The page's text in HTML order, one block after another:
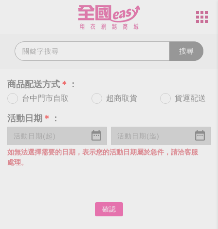
搜尋
商品配送方式 ＊ ：
台中門市自取 超商取貨 貨運配送
活動日期 ＊ ：
如無法選擇需要的日期，表示您的活動日期屬於急件，請洽客服
處理。
確認